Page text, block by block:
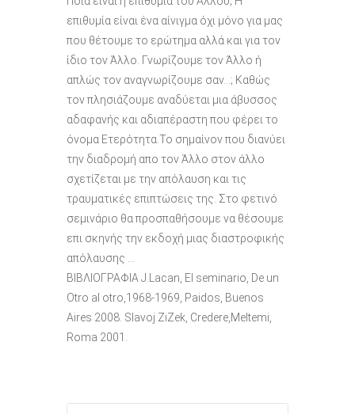
επιθυμία είναι ένα αίνιγμα όχι μόνο για μας
που θέτουμε το ερώτημα αλλά και για τον
ίδιο τον Άλλο. Γνωρίζουμε τον Άλλο ή
απλώς τον αναγνωρίζουμε σαν…; Καθώς
τον πλησιάζουμε αναδύεται μια άβυσσος
αδαφανής και αδιαπέραστη που φέρει το
όνομα Ετερότητα.Το σημαίνον που διανύει
την διαδρομή απο τον Άλλο στον άλλο
σχετίζεται με την απόλαυση και τις
τραυματικές επιπτώσεις της. Στο φετινό
σεμινάριο θα προσπαθήσουμε να θέσουμε
επι σκηνής την εκδοχή μιας διαστροφικής
απόλαυσης …
ΒΙΒΛΙΟΓΡΑΦΙΑ J.Lacan, El seminario, De un
Otro al otro,1968-1969, Paidos, Buenos
Aires 2008. Slavoj ZiZek, Credere,Meltemi,
Roma 2001.